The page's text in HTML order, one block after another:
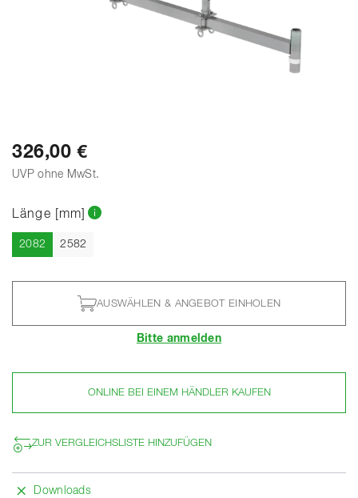
326,00 €
UVP ohne MwSt.
Länge [mm]
2082 Aktuell
2582
AUSWÄHLEN & ANGEBOT EINHOLEN
Bitte anmelden
ONLINE BEI EINEM HÄNDLER KAUFEN
ZUR VERGLEICHSLISTE HINZUFÜGEN
Downloads